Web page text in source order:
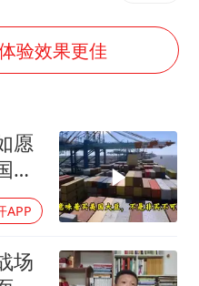
面对面丨蔡磊：与渐冻症抗争 纵使不敌 也不屈服
教练老尼尔森去世
14万栋建筑被完全摧毁
5万小车卖不动 微型代步车集体遇冷
处
验效果更佳
愿
增
APP
场